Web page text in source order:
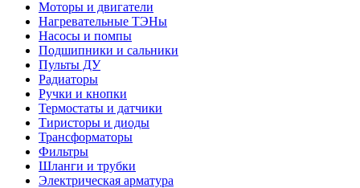
Моторы и двигатели
Нагревательные ТЭНы
Насосы и помпы
Подшипники и сальники
Пульты ДУ
Радиаторы
Ручки и кнопки
Термостаты и датчики
Тиристоры и диоды
Трансформаторы
Фильтры
Шланги и трубки
Электрическая арматура